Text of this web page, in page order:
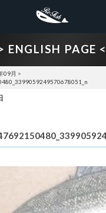
ENGLISH PAGE <
09月 >